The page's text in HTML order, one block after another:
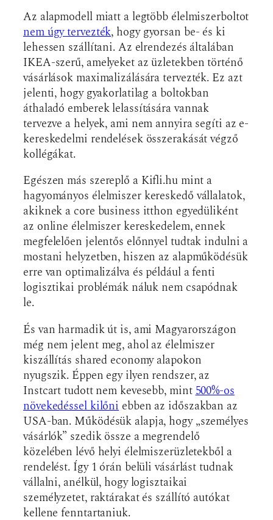
Az alapmodell miatt a legtöbb élelmiszerboltot
nem úgy tervezték, hogy gyorsan be- és ki
lehessen szállítani. Az elrendezés általában
IKEA-szerű, amelyeket az üzletekben történő
vásárlások maximalizálására tervezték. Ez azt
jelenti, hogy gyakorlatilag a boltokban
áthaladó emberek lelassítására vannak
tervezve a helyek, ami nem annyira segíti az e-
kereskedelmi rendelések összerakását végző
kollégákat.
Egészen más szereplő a Kifli.hu mint a
hagyományos élelmiszer kereskedő vállalatok,
akiknek a core business itthon egyedüliként
az online élelmiszer kereskedelem, ennek
megfelelően jelentős előnnyel tudtak indulni a
mostani helyzetben, hiszen az alapműködésük
erre van optimalizálva és például a fenti
logisztikai problémák náluk nem csapódnak
le.
És van harmadik út is, ami Magyarországon
még nem jelent meg, ahol az élelmiszer
kiszállítás shared economy alapokon
nyugszik. Éppen egy ilyen rendszer, az
Instcart tudott nem kevesebb, mint500%-os
növekedéssel kilőniebben az időszakban az
USA-ban. Működésük alapja, hogy „személyes
vásárlók” szedik össze a megrendelő
közelében lévő helyi élelmiszerüzletekből a
rendelést. Így 1 órán belüli vásárlást tudnak
vállalni, anélkül, hogy logisztaikai
személyzetet, raktárakat és szállító autókat
kellene fenntartaniuk.